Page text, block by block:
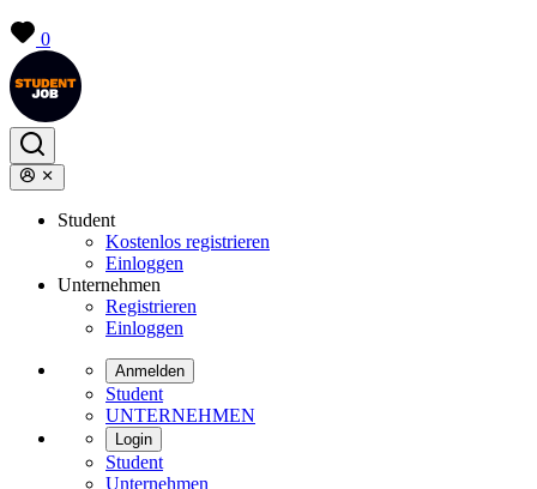
0
Student
Kostenlos registrieren
Einloggen
Unternehmen
Registrieren
Einloggen
Anmelden
Student
UNTERNEHMEN
Login
Student
Unternehmen